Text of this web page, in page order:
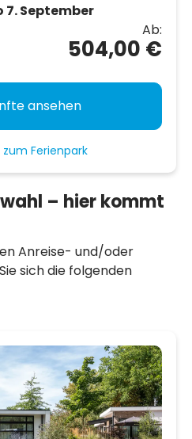
7. September
Ab:
504,00 €
ansehen
Ferienpark
– hier kommt
Anreise- und/oder
sich die folgenden